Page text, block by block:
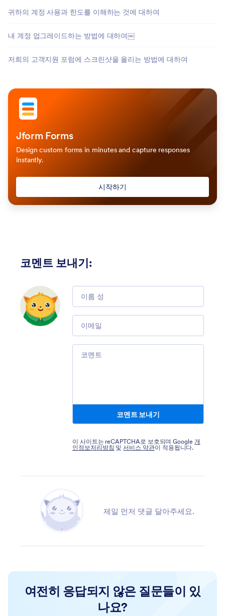
귀하의 계정 사용과 한도를 이해하는 것에 대하여
내 계정 업그레이드하는 방법에 대하여￼
저희의 고객지원 포럼에 스크린샷을 올리는 방법에 대하여
Jform Forms
Design custom forms in minutes and capture responses
instantly.
시작하기
코멘트 보내기:
Comment
Email
Comment
코멘트 보내기
이 사이트는 reCAPTCHA로 보호되며 Google 개
인정보처리방침 및서비스 약관이 적용됩니다.
제일 먼저 댓글 달아주세요.
여전히 응답되지 않은 질문들이 있
나요?